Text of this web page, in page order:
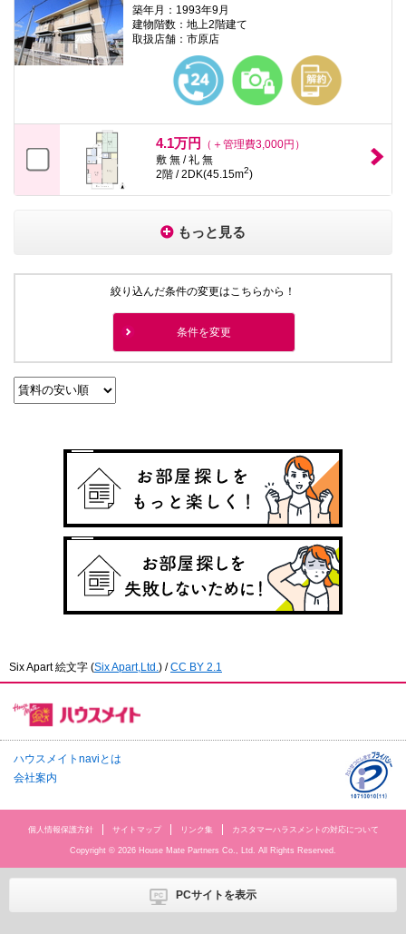
築年月：1993年9月
建物階数：地上2階建て
取扱店舗：市原店
4.1万円
（＋管理費3,000円）
敷 無 / 礼 無
2階 / 2DK(45.15m2)
もっと見る
絞り込んだ条件の変更はこちらから！
条件を変更
Six Apart 絵文字 (Six Apart,Ltd. ) /CC BY 2.1
ハウスメイトnaviとは
会社案内
個人情報保護方針 サイトマップ リンク集 カスタマーハラスメントの対応について
Copyright © 2026 House Mate Partners Co., Ltd. All Rights Reserved.
PCサイトを表示